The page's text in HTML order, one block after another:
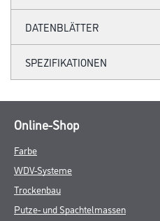
DATENBLÄTTER
SPEZIFIKATIONEN
Online-Shop
Farbe
WDV-Systeme
Trockenbau
Putze- und Spachtelmassen